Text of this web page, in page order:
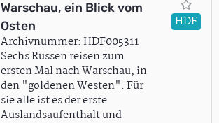
Warschau, ein Blick vom
Osten
Archivnummer: HDF005311
Sechs Russen reisen zum
ersten Mal nach Warschau, in
den "goldenen Westen". Für
sie alle ist es der erste
Auslandsaufenthalt und
HDF